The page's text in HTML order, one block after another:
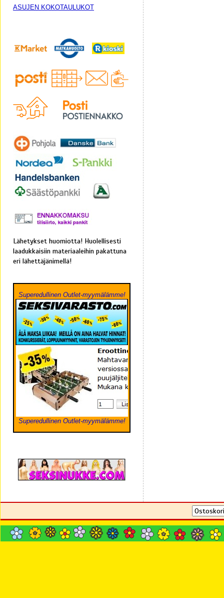
ASUJEN KOKOTAULUKOT
Lähetykset huomiotta! Huolellisesti
laadukkaisiin materiaaleihin pakattuna
eri lähettäjänimellä!
Superedullinen Outlet-myymälämme!
Superedullinen Outlet-myymälämme!